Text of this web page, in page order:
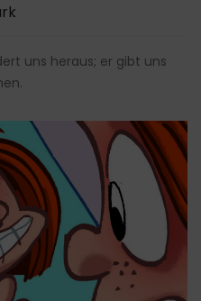
uns heraus; er gibt uns